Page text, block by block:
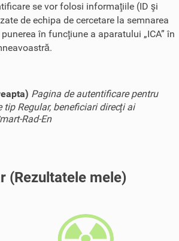
se vor folosi informaţiile (ID şi
de echipa de cercetare la semnarea
în funcţiune a aparatului „ICA” în
Pagina de autentificare pentru
Regular, beneficiari direcţi ai
Rad-En
(Rezultatele mele)